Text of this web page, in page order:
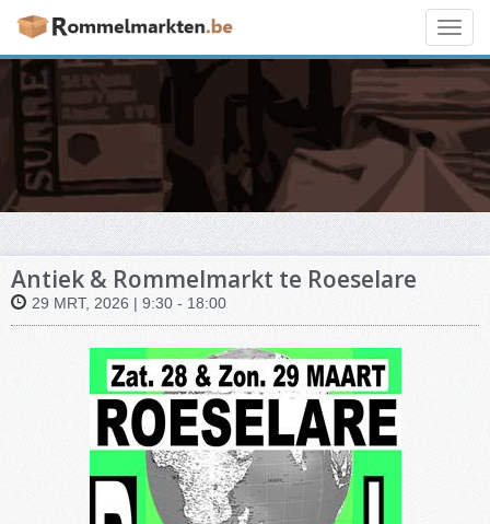
Antiek & Rommelmarkt te Roeselare
29 MRT, 2026 | 9:30 - 18:00